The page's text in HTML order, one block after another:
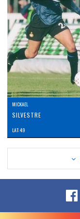
MICKAEL
SILVESTRE
LAT: 49